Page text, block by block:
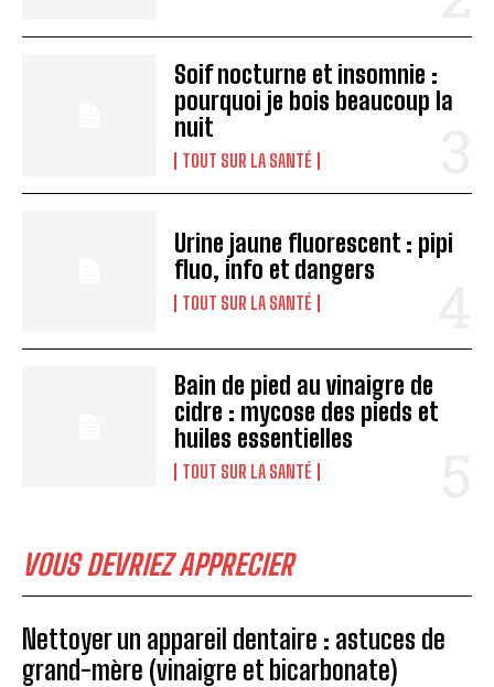
Blanchiment interne de la dent : Comment
ça fonctionne vraiment ?
Soif nocturne et insomnie :
pourquoi je bois beaucoup la
nuit
TOUT SUR LA SANTÉ
Urine jaune fluorescent : pipi
fluo, info et dangers
TOUT SUR LA SANTÉ
Bain de pied au vinaigre de
cidre : mycose des pieds et
huiles essentielles
TOUT SUR LA SANTÉ
VOUS DEVRIEZ APPRECIER
Nettoyer un appareil dentaire : astuces de
grand-mère (vinaigre et bicarbonate)